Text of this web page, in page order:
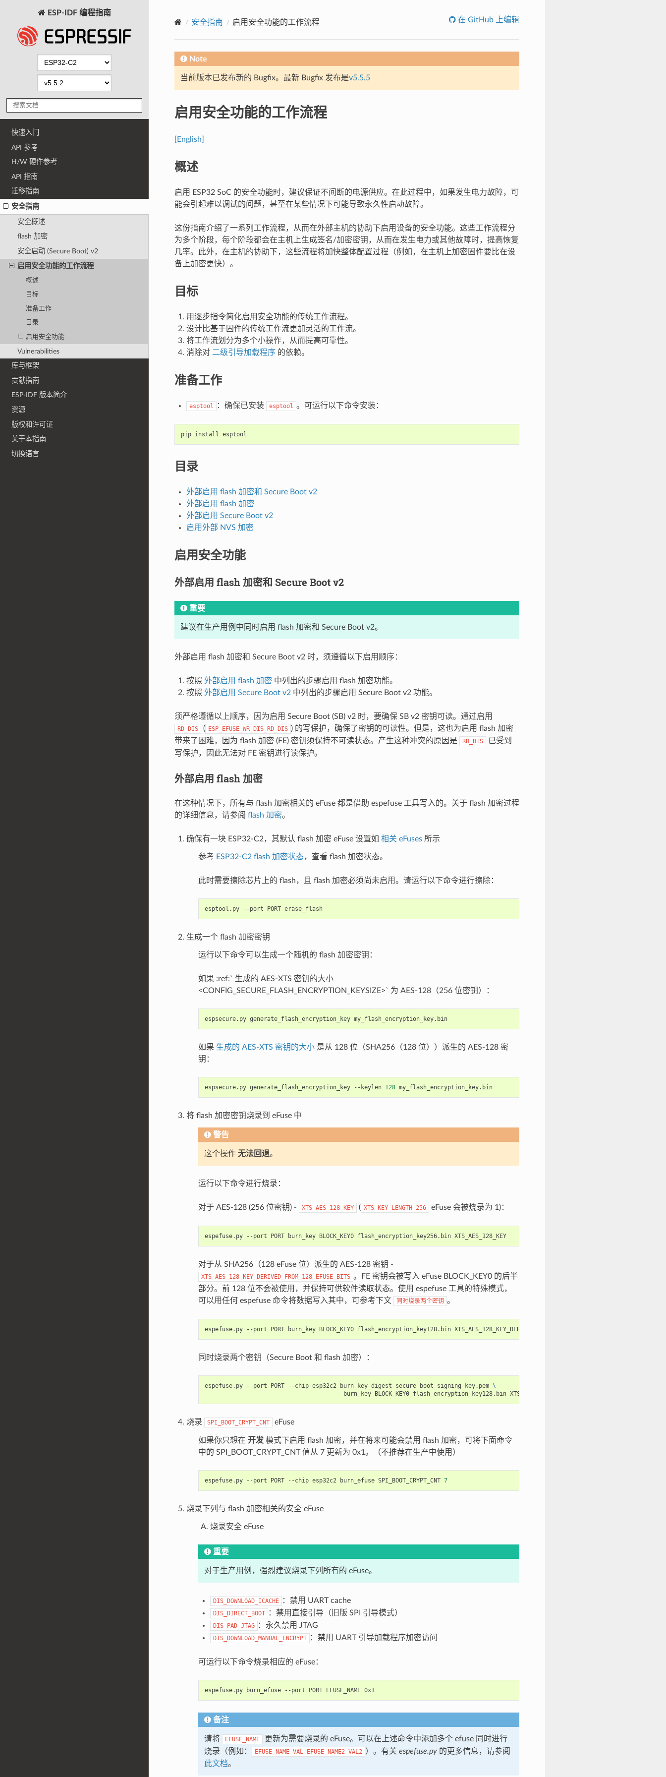
ESP-IDF 编程指南
快速入门
API 参考
H/W 硬件参考
API 指南
迁移指南
安全指南
安全概述
flash 加密
安全启动 (Secure Boot) v2
启用安全功能的工作流程
概述
目标
准备工作
目录
启用安全功能
Vulnerabilities
库与框架
贡献指南
ESP-IDF 版本简介
资源
版权和许可证
关于本指南
切换语言
安全指南 启用安全功能的工作流程 在 GitHub 上编辑
Note
当前版本已发布新的 Bugfix。最新 Bugfix 发布是v5.5.5
启用安全功能的工作流程
[English]
概述
启用 ESP32 SoC 的安全功能时，建议保证不间断的电源供应。在此过程中，如果发生电力故障，可
能会引起难以调试的问题，甚至在某些情况下可能导致永久性启动故障。
这份指南介绍了一系列工作流程，从而在外部主机的协助下启用设备的安全功能。这些工作流程分
为多个阶段，每个阶段都会在主机上生成签名/加密密钥，从而在发生电力或其他故障时，提高恢复
几率。此外，在主机的协助下，这些流程将加快整体配置过程（例如，在主机上加密固件要比在设
备上加密更快）。
目标
用逐步指令简化启用安全功能的传统工作流程。
设计比基于固件的传统工作流更加灵活的工作流。
将工作流划分为多个小操作，从而提高可靠性。
消除对 二级引导加载程序 的依赖。
准备工作
esptool ：确保已安装 esptool 。可运行以下命令安装：
pip install
目录
外部启用 flash 加密和 Secure Boot v2
外部启用 flash 加密
外部启用 Secure Boot v2
启用外部 NVS 加密
启用安全功能
外部启用 flash 加密和 Secure Boot v2
重要
建议在生产用例中同时启用 flash 加密和 Secure Boot v2。
外部启用 flash 加密和 Secure Boot v2 时，须遵循以下启用顺序：
按照 外部启用 flash 加密 中列出的步骤启用 flash 加密功能。
按照 外部启用 Secure Boot v2中列出的步骤启用 Secure Boot v2 功能。
须严格遵循以上顺序，因为启用 Secure Boot (SB) v2 时，要确保 SB v2 密钥可读。通过启用
RD_DIS ( ESP_EFUSE_WR_DIS_RD_DIS ) 的写保护，确保了密钥的可读性。但是，这也为启用 flash 加密
带来了困难，因为 flash 加密 (FE) 密钥须保持不可读状态。产生这种冲突的原因是
RD_DIS
已受到
写保护，因此无法对 FE 密钥进行读保护。
外部启用 flash 加密
在这种情况下，所有与 flash 加密相关的 eFuse 都是借助 espefuse 工具写入的。关于 flash 加密过程
的详细信息，请参阅 flash 加密。
确保有一块 ESP32-C2，其默认 flash 加密 eFuse 设置如 相关 eFuses所示
参考 ESP32-C2 flash 加密状态，查看 flash 加密状态。
此时需要擦除芯片上的 flash，且 flash 加密必须尚未启用。请运行以下命令进行擦除：
esptool.py --port PORT erase_flash
生成一个 flash 加密密钥
运行以下命令可以生成一个随机的 flash 加密密钥：
如果 :ref:` 生成的 AES-XTS 密钥的大小
<CONFIG_SECURE_FLASH_ENCRYPTION_KEYSIZE>` 为 AES-128（256 位密钥）：
espsecure.py generate_flash_encryption_key my_flash_encryption_key.bin
如果 生成的 AES-XTS 密钥的大小是从 128 位（SHA256（128 位））派生的 AES-128 密
钥：
espsecure.py generate_flash_encryption_key --keylen 128 my_flash_encryption_key.bin
将 flash 加密密钥烧录到 eFuse 中
警告
这个操作 无法回退。
运行以下命令进行烧录：
对于 AES-128 (256 位密钥) - XTS_AES_128_KEY ( XTS_KEY_LENGTH_256 eFuse 会被烧录为 1)：
espefuse.py --port PORT burn_key BLOCK_KEY0 flash_encryption_key256.bin XTS_AES_128_KEY
对于从 SHA256（128 eFuse 位）派生的 AES-128 密钥 -
XTS_AES_128_KEY_DERIVED_FROM_128_EFUSE_BITS 。FE 密钥会被写入 eFuse BLOCK_KEY0 的后半
部分。前 128 位不会被使用，并保持可供软件读取状态。使用 espefuse 工具的特殊模式，
可以用任何 espefuse 命令将数据写入其中，可参考下文
同时烧录两个密钥 。
espefuse.py --port PORT burn_key BLOCK_KEY0 flash_encryption_key128.bin
同时烧录两个密钥（Secure Boot 和 flash 加密）：
espefuse.py --port PORT --chip esp32c2 burn_key_digest secure_boot_signing_key.pem \
burn_key BLOCK_KEY0 flash_encryption_key128.bin
烧录 SPI_BOOT_CRYPT_CNT eFuse
如果你只想在 开发模式下启用 flash 加密，并在将来可能会禁用 flash 加密，可将下面命令
中的 SPI_BOOT_CRYPT_CNT 值从 7 更新为 0x1。（不推荐在生产中使用）
espefuse.py --port PORT --chip esp32c2 burn_efuse SPI_BOOT_CRYPT_CNT 7
烧录下列与 flash 加密相关的安全 eFuse
烧录安全 eFuse
重要
对于生产用例，强烈建议烧录下列所有的 eFuse。
DIS_DOWNLOAD_ICACHE ：禁用 UART cache
DIS_DIRECT_BOOT ：禁用直接引导（旧版 SPI 引导模式）
DIS_PAD_JTAG ：永久禁用 JTAG
DIS_DOWNLOAD_MANUAL_ENCRYPT ：禁用 UART 引导加载程序加密访问
可运行以下命令烧录相应的 eFuse：
espefuse.py burn_efuse --port PORT EFUSE_NAME 0x1
备注
请将 EFUSE_NAME
更新为需要烧录的 eFuse。可以在上述命令中添加多个 efuse 同时进行
烧录（例如：
EFUSE_NAME VAL EFUSE_NAME2 VAL2 ）。有关 espefuse.py的更多信息，请参阅
此文档。